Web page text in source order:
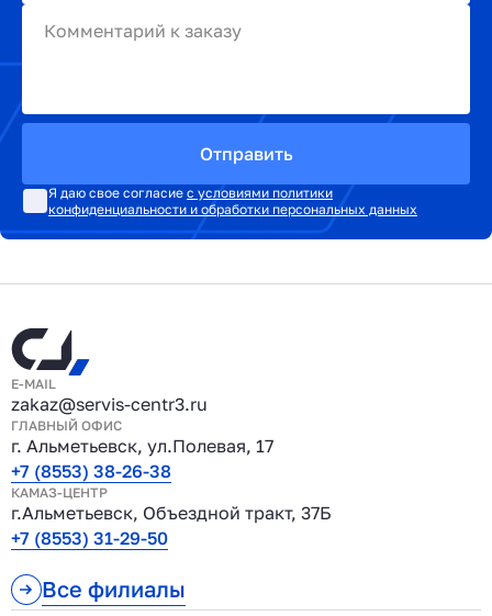
Комментарий к заказу
Отправить
Я даю свое согласие с условиями политики
конфиденциальности и обработки персональных данных
E-MAIL
zakaz@servis-centr3.ru
ГЛАВНЫЙ ОФИС
г. Альметьевск, ул.Полевая, 17
+7 (8553) 38-26-38
КАМАЗ-ЦЕНТР
г.Альметьевск, Объездной тракт, 37Б
+7 (8553) 31-29-50
Все филиалы